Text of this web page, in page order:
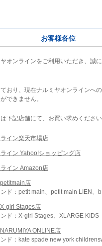
お客様各位
オンラインをご利用いただき、誠
おり、現在ナルミヤオンラインへ
できません。
下記店舗にて、お買い求めください
イン楽天市場店
イン Yahoo!ショッピング店
イン Amazon店
店
ド：petit main、petit main LIEN、
girl Stages店
ド：X-girl Stages、XLARGE KIDS
ONLINE店
ド：kate spade new york